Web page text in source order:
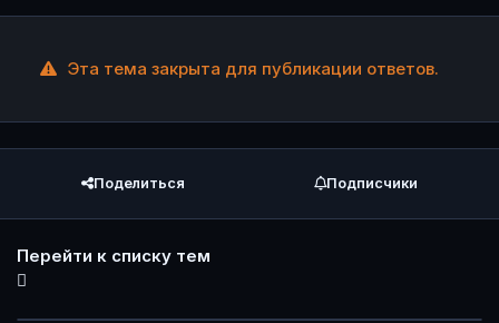
Эта тема закрыта для публикации ответов.
Поделиться Подписчики
Перейти к списку тем